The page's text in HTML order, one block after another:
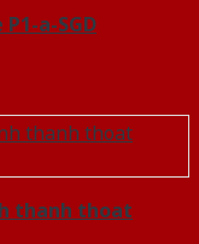
a-SGD
thanh thoat